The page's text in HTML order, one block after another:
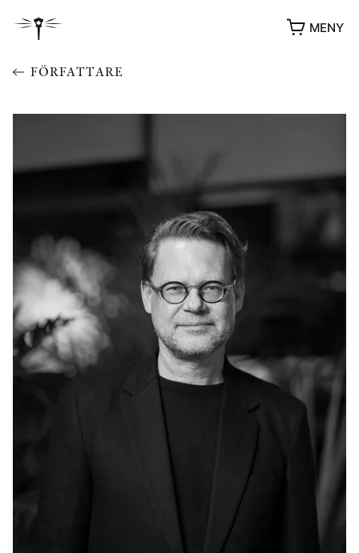
MENY
YUKIKO OCH PATRIK MÖTER
PEER REVIEW-PROCESSEN
FÖRFATTARE